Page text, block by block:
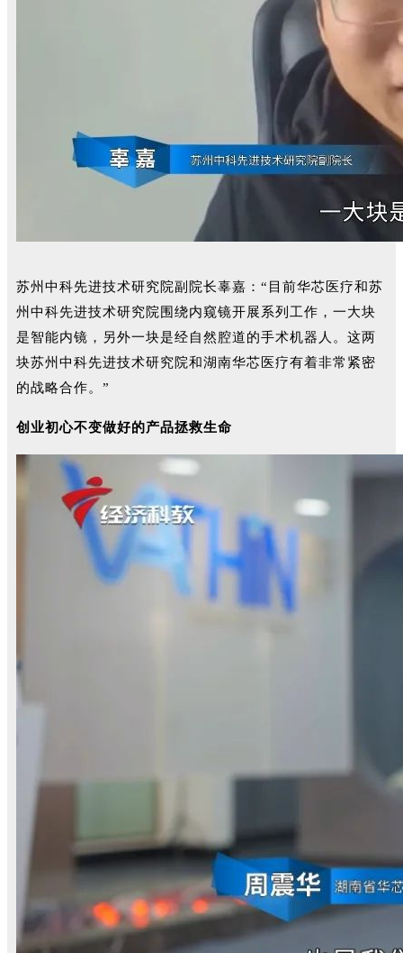
苏州中科先进技术研究院副院长辜嘉：“目前华芯医疗和苏
州中科先进技术研究院围绕内窥镜开展系列工作，一大块
是智能内镜，另外一块是经自然腔道的手术机器人。这两
块苏州中科先进技术研究院和湖南华芯医疗有着非常紧密
的战略合作。”
创业初心不变做好的产品拯救生命